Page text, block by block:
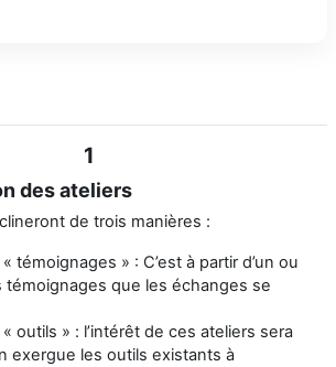
1
des ateliers
de trois manières :
témoignages » : C’est à partir d’un ou
témoignages que les échanges se
outils » : l’intérêt de ces ateliers sera
exergue les outils existants à